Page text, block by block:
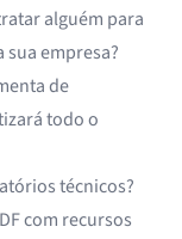
alguém para
empresa?
de
todo o
técnicos?
com recursos